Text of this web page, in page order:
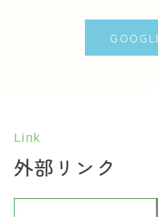
Link
外部リンク